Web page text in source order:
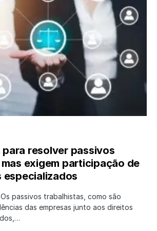
para resolver passivos
exigem participação de
Os passivos trabalhistas, como são
das empresas junto aos direitos